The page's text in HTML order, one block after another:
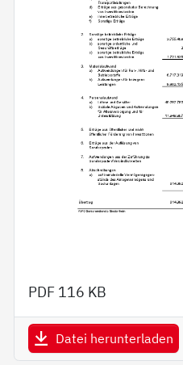
PDF 116 KB
Datei herunterladen